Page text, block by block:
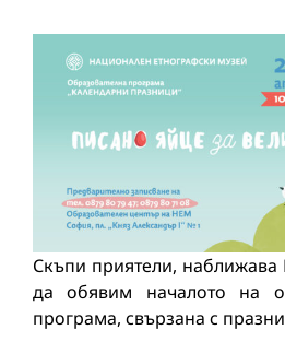
Скъпи приятели,
да обявим началото на
програма, свързана с